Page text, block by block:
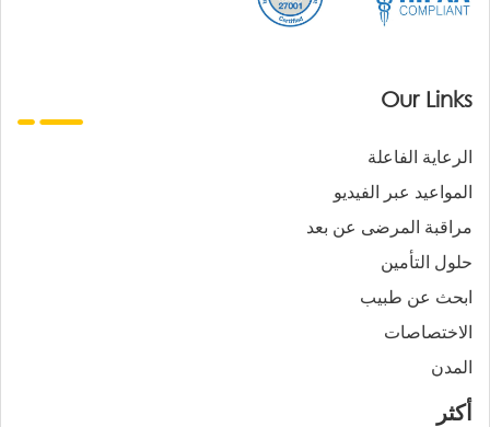
Our Links
الرعاية الفاعلة
المواعيد عبر الفيديو
مراقبة المرضى عن بعد
حلول التأمين
ابحث عن طبيب
الاختصاصات
المدن
أكثر